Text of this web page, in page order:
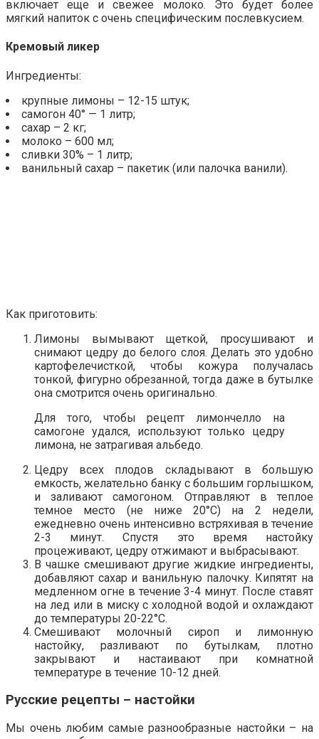
включает еще и свежее молоко. Это будет более
мягкий напиток с очень специфическим послевкусием.
Кремовый ликер
Ингредиенты:
крупные лимоны – 12-15 штук;
самогон 40° — 1 литр;
сахар – 2 кг;
молоко – 600 мл;
сливки 30% – 1 литр;
ванильный сахар – пакетик (или палочка ванили).
Как приготовить:
Лимоны вымывают щеткой, просушивают и
снимают цедру до белого слоя. Делать это удобно
картофелечисткой, чтобы кожура получалась
тонкой, фигурно обрезанной, тогда даже в бутылке
она смотрится очень оригинально.
Для того, чтобы рецепт лимончелло на
самогоне удался, используют только цедру
лимона, не затрагивая альбедо.
Цедру всех плодов складывают в большую
емкость, желательно банку с большим горлышком,
и заливают самогоном. Отправляют в теплое
темное место (не ниже 20°С) на 2 недели,
ежедневно очень интенсивно встряхивая в течение
2-3 минут. Спустя это время настойку
процеживают, цедру отжимают и выбрасывают.
В чашке смешивают другие жидкие ингредиенты,
добавляют сахар и ванильную палочку. Кипятят на
медленном огне в течение 3-4 минут. После ставят
на лед или в миску с холодной водой и охлаждают
до температуры 20-22°С.
Смешивают молочный сироп и лимонную
настойку, разливают по бутылкам, плотно
закрывают и настаивают при комнатной
температуре в течение 10-12 дней.
Русские рецепты – настойки
Мы очень любим самые разнообразные настойки – на